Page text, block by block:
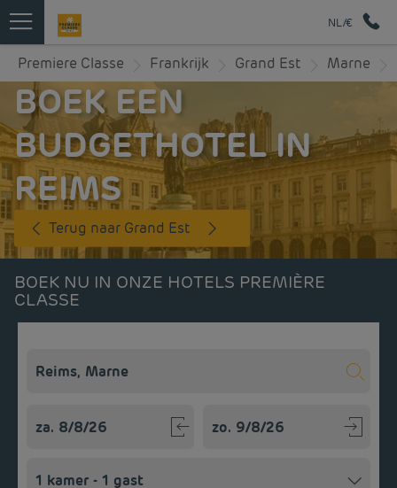
NL/€
Premiere Classe Frankrijk Grand Est Marne
BOEK EEN
BUDGETHOTEL IN
REIMS
Terug naar Grand Est
BOEK NU IN ONZE HOTELS PREMIÈRE
CLASSE